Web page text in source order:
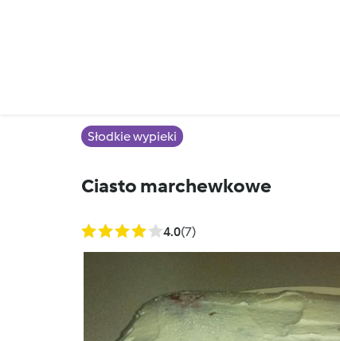
Słodkie wypieki
Ciasto marchewkowe
4.0(7)